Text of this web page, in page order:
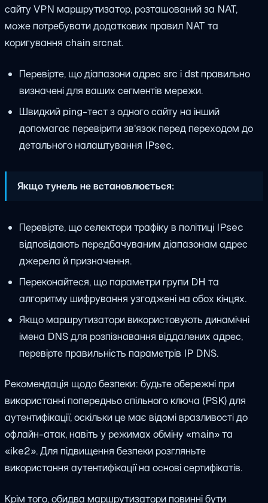
сайту VPN маршрутизатор, розташований за NAT,
може потребувати додаткових правил NAT та
коригування chain srcnat.
Перевірте, що діапазони адрес src і dst правильно
визначені для ваших сегментів мережи.
Швидкий ping-тест з одного сайту на інший
допомагає перевірити зв'язок перед переходом до
детального налаштування IPsec.
Якщо тунель не встановлюється:
Перевірте, що селектори трафіку в політиці IPsec
відповідають передбачуваним діапазонам адрес
джерела й призначення.
Переконайтеся, що параметри групи DH та
алгоритму шифрування узгоджені на обох кінцях.
Якщо маршрутизатори використовують динамічні
імена DNS для розпізнавання віддалених адрес,
перевірте правильність параметрів IP DNS.
Рекомендація щодо безпеки: будьте обережні при
використанні попередньо спільного ключа (PSK) для
аутентифікації, оскільки це має відомі вразливості до
офлайн-атак, навіть у режимах обміну «main» та
«ike2». Для підвищення безпеки розгляньте
використання аутентифікації на основі сертифікатів.
Крім того, обидва маршрутизатори повинні бути